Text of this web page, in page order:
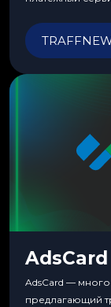
перестаешь
пока тот не
AdsCard
AdsCard —
предлагающий